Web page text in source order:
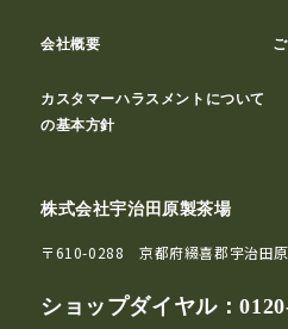
会社概要
カスタマーハラスメントについて
の基本方針
株式会社宇治田原製茶場
〒610-0288 京都府綴喜郡宇治田原
ショップダイヤル：